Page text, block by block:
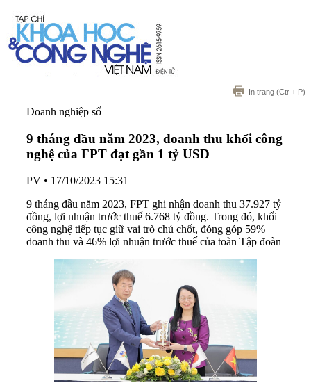
In trang (Ctr + P)
Doanh nghiệp số
9 tháng đầu năm 2023, doanh thu khối công
nghệ của FPT đạt gần 1 tỷ USD
PV • 17/10/2023 15:31
9 tháng đầu năm 2023, FPT ghi nhận doanh thu 37.927 tỷ
đồng, lợi nhuận trước thuế 6.768 tỷ đồng. Trong đó, khối
công nghệ tiếp tục giữ vai trò chủ chốt, đóng góp 59%
doanh thu và 46% lợi nhuận trước thuế của toàn Tập đoàn